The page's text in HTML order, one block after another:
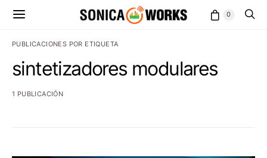
0
PUBLICACIONES POR ETIQUETA
sintetizadores modulares
1 PUBLICACIÓN